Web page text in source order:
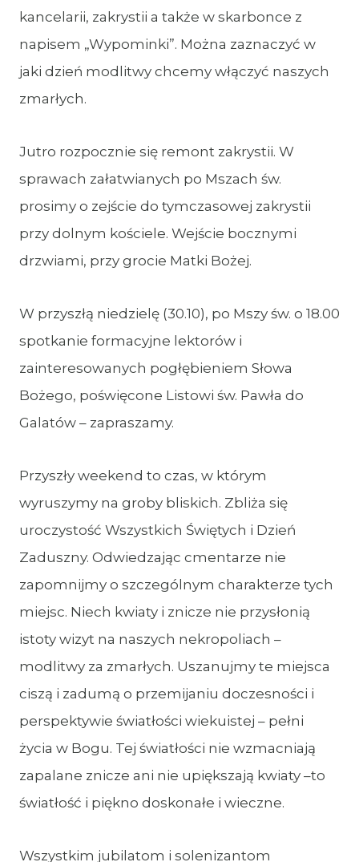
kancelarii, zakrystii a także w skarbonce z
napisem „Wypominki”. Można zaznaczyć w
jaki dzień modlitwy chcemy włączyć naszych
zmarłych.
Jutro rozpocznie się remont zakrystii. W
sprawach załatwianych po Mszach św.
prosimy o zejście do tymczasowej zakrystii
przy dolnym kościele. Wejście bocznymi
drzwiami, przy grocie Matki Bożej.
W przyszłą niedzielę (30.10), po Mszy św. o 18.00
spotkanie formacyjne lektorów i
zainteresowanych pogłębieniem Słowa
Bożego, poświęcone Listowi św. Pawła do
Galatów – zapraszamy.
Przyszły weekend to czas, w którym
wyruszymy na groby bliskich. Zbliża się
uroczystość Wszystkich Świętych i Dzień
Zaduszny. Odwiedzając cmentarze nie
zapomnijmy o szczególnym charakterze tych
miejsc. Niech kwiaty i znicze nie przysłonią
istoty wizyt na naszych nekropoliach –
modlitwy za zmarłych. Uszanujmy te miejsca
ciszą i zadumą o przemijaniu doczesności i
perspektywie światłości wiekuistej – pełni
życia w Bogu. Tej światłości nie wzmacniają
zapalane znicze ani nie upiększają kwiaty –to
światłość i piękno doskonałe i wieczne.
Wszystkim jubilatom i solenizantom